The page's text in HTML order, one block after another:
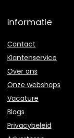
Informatie
Contact
Klantenservice
Over ons
Onze webshops
Vacature
Blogs
Privacybeleid